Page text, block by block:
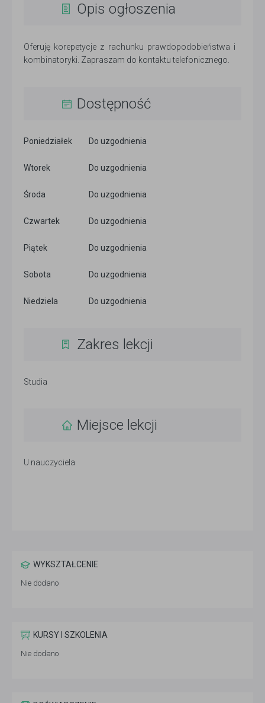
Opis ogłoszenia
Oferuję korepetycje z rachunku prawdopodobieństwa i
kombinatoryki. Zapraszam do kontaktu telefonicznego.
Dostępność
Poniedziałek Do uzgodnienia
Wtorek Do uzgodnienia
Środa Do uzgodnienia
Czwartek Do uzgodnienia
Piątek Do uzgodnienia
Sobota Do uzgodnienia
Niedziela Do uzgodnienia
Zakres lekcji
Studia
Miejsce lekcji
U nauczyciela
WYKSZTAŁCENIE
Nie dodano
KURSY I SZKOLENIA
Nie dodano